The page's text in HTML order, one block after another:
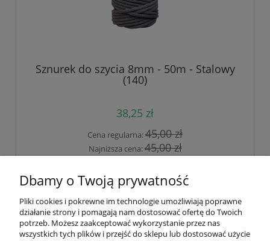
Sznurek do szycia 8mm - 50m - Stalowy
(140)
38,25 zł
Cena regularna:45,00 zł
Najniższa cena:45,00 zł
Pomoc
Dbamy o Twoją prywatność
Pliki cookies i pokrewne im technologie umożliwiają poprawne
działanie strony i pomagają nam dostosować ofertę do Twoich
potrzeb. Możesz zaakceptować wykorzystanie przez nas
wszystkich tych plików i przejść do sklepu lub dostosować użycie